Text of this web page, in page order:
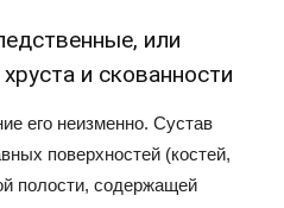
или
и скованности
его неизменно. Сустав
поверхностей (костей,
полости, содержащей